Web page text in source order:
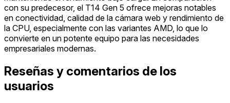
con su predecesor, el T14 Gen 5 ofrece mejoras notables
en conectividad, calidad de la cámara web y rendimiento de
la CPU, especialmente con las variantes AMD, lo que lo
convierte en un potente equipo para las necesidades
empresariales modernas.
Reseñas y comentarios de los
usuarios